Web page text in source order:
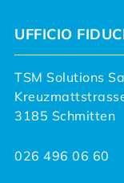
UFFICIO
TSM Solutions
3185 Schmitten
026 496 06 60